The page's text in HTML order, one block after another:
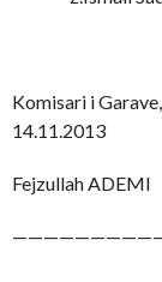
Komisari
14.11.2013
Fejzullah ADEMI